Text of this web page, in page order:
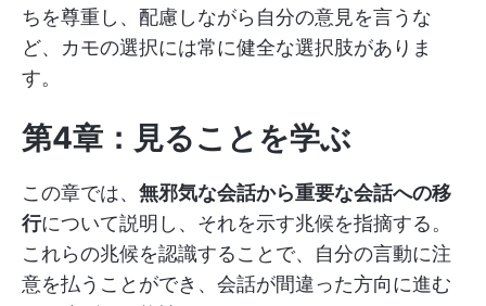
ちを尊重し、配慮しながら自分の意見を言うな
ど、カモの選択には常に健全な選択肢がありま
す。
第4章：見ることを学ぶ
この章では、 無邪気な会話から重要な会話への移
行について説明し、それを示す兆候を指摘する。
これらの兆候を認識することで、自分の言動に注
意を払うことができ、会話が間違った方向に進む